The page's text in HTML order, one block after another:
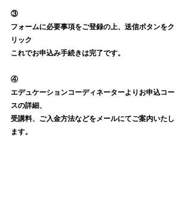
③
フォームに必要事項をご登録の上、送信ボタンをク
リック
これでお申込み手続きは完了です。
④
エデュケーションコーディネーターよりお申込コー
スの詳細、
受講料、ご入金方法などをメールにてご案内いたし
ます。